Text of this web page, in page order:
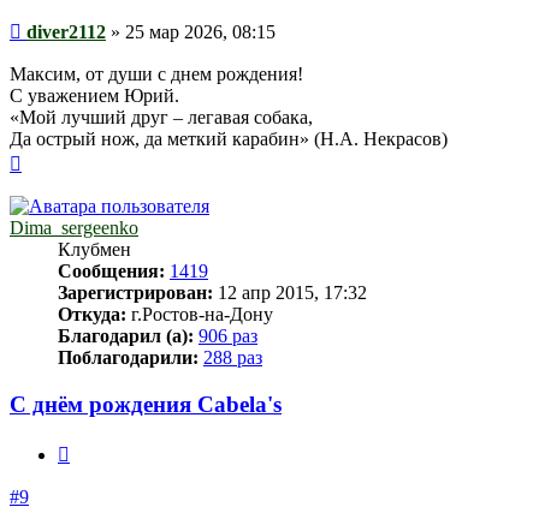
Сообщение
diver2112 » 25 мар 2026, 08:15
Максим, от души с днем рождения!
С уважением Юрий.
«Мой лучший друг – легавая собака,
Да острый нож, да меткий карабин» (Н.А. Некрасов)
началу
Dima_sergeenko
Клубмен
Сообщения: 1419
Зарегистрирован: 12 апр 2015, 17:32
Откуда: г.Ростов-на-Дону
Благодарил (а): 906 раз
Поблагодарили: 288 раз
С днём рождения Cabela's
#9